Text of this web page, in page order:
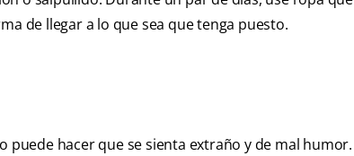
de llegar a lo que sea que tenga puesto.
puede hacer que se sienta extraño y de mal humor.